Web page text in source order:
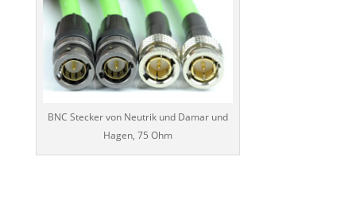
BNC Stecker von Neutrik und Damar und
Hagen, 75 Ohm